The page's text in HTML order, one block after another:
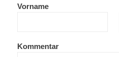
Vorname
Kommentar